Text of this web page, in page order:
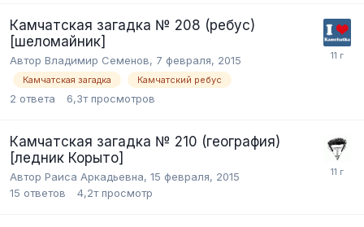
Камчатская загадка № 208 (ребус)
[шеломайник]
Автор Владимир Семенов, 7 февраля, 2015
Камчатская загадка Камчатский ребус
2 ответа 6,3т просмотров
Камчатская загадка № 210 (география)
[ледник Корыто]
Автор Раиса Аркадьевна, 15 февраля, 2015
15 ответов 4,2т просмотр